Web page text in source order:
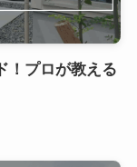
！プロが教える